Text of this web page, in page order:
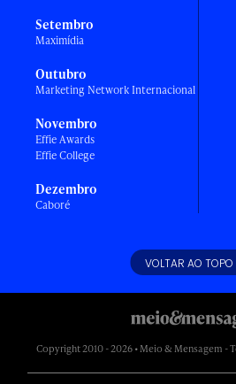
Setembro
Maximídia
Outubro
Marketing Network Internacional
Novembro
Effie Awards
Effie College
Dezembro
Caboré
VOLTAR AO TOPO
Copyright 2010 - 2026 • Meio & Mensagem -